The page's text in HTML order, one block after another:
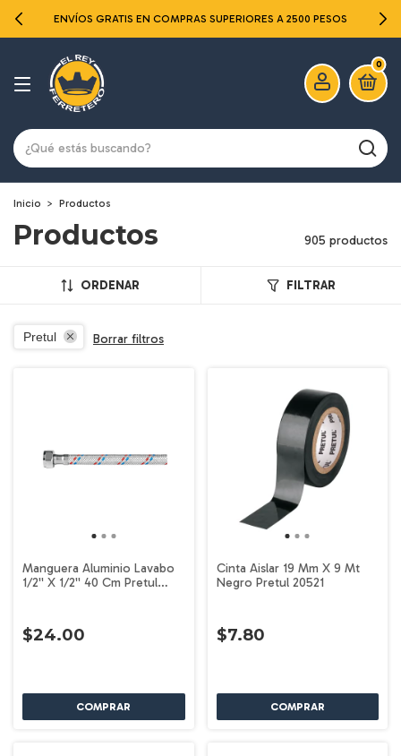
ENVÍOS GRATIS EN COMPRAS SUPERIORES A 2500 PESOS
0
Inicio > Productos
Productos 905 productos
ORDENAR FILTRAR
Pretul Borrar filtros
Manguera Aluminio Lavabo
1/2'' X 1/2'' 40 Cm Pretul
$24.00
Cinta Aislar 19 Mm X 9 Mt
Negro Pretul 20521
$7.80